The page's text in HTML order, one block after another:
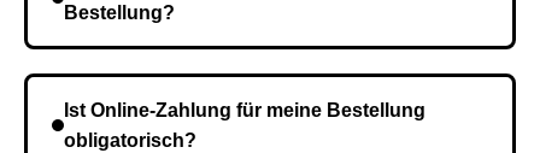
Bestellung?
Kurierdienst und die Zeit hängt davon ab.
Ist Online-Zahlung für meine Bestellung
obligatorisch?